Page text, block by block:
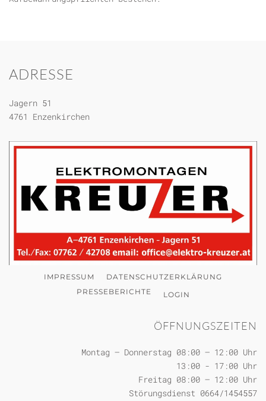
ADRESSE
Jagern 51
4761 Enzenkirchen
IMPRESSUM
DATENSCHUTZERKLÄRUNG
PRESSEBERICHTE
LOGIN
ÖFFNUNGSZEITEN
Montag – Donnerstag 08:00 – 12:00 Uhr
13:00 - 17:00 Uhr
Freitag 08:00 – 12:00 Uhr
Störungsdienst 0664/1454557